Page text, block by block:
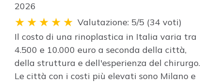
2026
Valutazione: 5/5 (34 voti)
Il costo di una rinoplastica in Italia varia tra
4.500 e 10.000 euro a seconda della città,
della struttura e dell'esperienza del chirurgo.
Le città con i costi più elevati sono Milano e